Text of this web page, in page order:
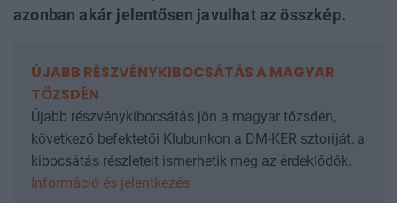
azonban akár jelentősen javulhat az összkép.
ÚJABB RÉSZVÉNYKIBOCSÁTÁS A MAGYAR
TŐZSDÉN
Újabb részvénykibocsátás jön a magyar tőzsdén,
következő befektetői Klubunkon a DM-KER sztoriját, a
kibocsátás részleteit ismerhetik meg az érdeklődők.
Információ és jelentkezés